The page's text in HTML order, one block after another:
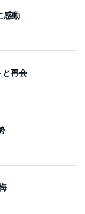
感動
と再会